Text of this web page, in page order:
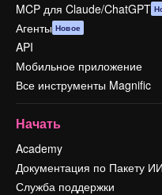
MCP для Claude/ChatGPT
Агенты Новое
API
Мобильное приложение
Все инструменты Magnific
Начать
Academy
Документация по Пакету ИИ
Служба поддержки